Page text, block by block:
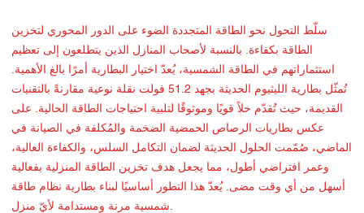
سلّط التحول نحو الطاقة المتجددة الضوء على الدور المحوري لتخزين
الطاقة بكفاءة. بالنسبة لأصحاب المنازل الذين يتطلعون إلى تعظيم
استثماراتهم في الطاقة الشمسية، يُعدّ اختيار البطارية أمرًا بالغ الأهمية.
تُمثّل بطارية الليثيوم الحديثة بجهد 51.2 فولت نقلة نوعية مقارنةً بالتقنيات
القديمة، حيث تُقدّم حلاً قويًا وموثوقًا لتلبية احتياجات الطاقة الحالية. على
عكس بطاريات الرصاص الحمضية الضخمة والمُكلفة في الصيانة في
الماضي، صُمّمت الحلول الحديثة لضمان التكامل السلس، والكفاءة العالية،
وعمر افتراضي أطول، مما يجعل هدف تخزين الطاقة المنزلية بفعالية
أسهل من أي وقت مضى. يُعدّ هذا التطور أساسيًا لبناء بطارية نظام طاقة
شمسية مرنة ومستدامة لأيّ منزل.